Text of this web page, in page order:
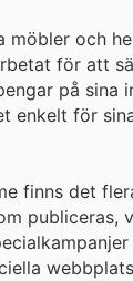
och
för att
på
för
finns det